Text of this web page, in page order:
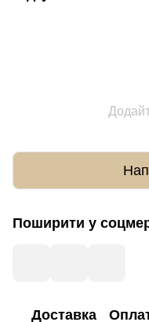
Поширити у
Доставка